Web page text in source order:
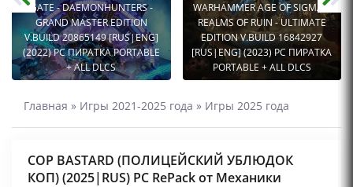
GATE - DAEMONHUNTERS -
GRAND MASTER EDITION
V.BUILD 20865149 [RUS|ENG]
(2022) PC ПИРАТКА PORTABLE
+ ALL DLCS
WARHAMMER AGE OF SIGMAR:
REALMS OF RUIN - ULTIMATE
EDITION V.BUILD 16842927
[RUS|ENG] (2023) PC ПИРАТКА
PORTABLE + ALL DLCS
Главная » Игры 2021-2025 года » Игры 2025 года
COP BASTARD (ПОЛИЦЕЙСКИЙ УБЛЮДОК
КОП) (2025|RUS) PC RePack от Механики